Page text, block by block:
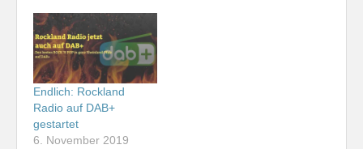
Endlich: Rockland
Radio auf DAB+
gestartet
6. November 2019